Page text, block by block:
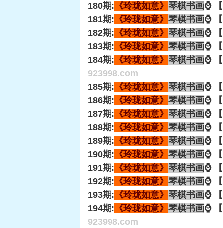
180期: 《玲珑如意》 琴棋书画⌚
181期: 《玲珑如意》 琴棋书画⌚
182期: 《玲珑如意》 琴棋书画⌚
183期: 《玲珑如意》 琴棋书画⌚ 【
184期: 《玲珑如意》 琴棋书画⌚
923998.com
185期: 《玲珑如意》 琴棋书画⌚
186期: 《玲珑如意》 琴棋书画⌚
187期: 《玲珑如意》 琴棋书画⌚ 【
188期: 《玲珑如意》 琴棋书画⌚
189期: 《玲珑如意》 琴棋书画⌚ 【
190期: 《玲珑如意》 琴棋书画⌚
191期: 《玲珑如意》 琴棋书画⌚
192期: 《玲珑如意》 琴棋书画⌚
193期: 《玲珑如意》 琴棋书画⌚ 【
194期: 《玲珑如意》 琴棋书画⌚
923998.com